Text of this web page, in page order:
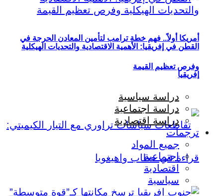
أمريكا أولاً.. فهم خطة ترامب لتأمين المعادن الحرجة في
إفريقيا
القطن في إفريقيا: الأهمية الاقتصادية والتحديات الهيكلية
وفرص تعظيم القيمة
دراسة سياسية
دراسة اجتماعية
دراسة اقتصادية
ترجمات
جميع المواد
اجتماعية
اقتصادية
سياسية